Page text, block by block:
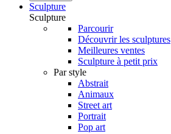
Sculpture
Sculpture
Parcourir
Découvrir les sculptures
Meilleures ventes
Sculpture à petit prix
Par style
Abstrait
Animaux
Street art
Portrait
Pop art